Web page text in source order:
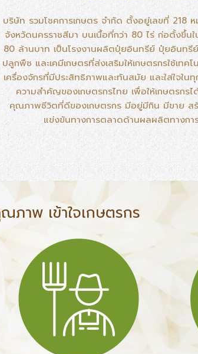
บริษัท รวมโชคการเกษตร จำกัด ตั้งอยู่เลขที่ 218
จังหวัดนครราชสีมา บนเนื้อที่กว่า 80 ไร่ ก่อตั้งขึ้
80 ล้านบาท เป็นโรงงานผลิตปุ๋ยอินทรีย์ ปุ๋ยอินทรี
ปลูกพืช และเคมีเกษตรที่ส่งเสริมให้เกษตรกรใช้เทค
เครื่องจักรที่มีประสิทธิภาพและทันสมัย และใส่ใจในทุ
ความสำคัญของเกษตรกรไทย เพื่อให้เกษตรก
คุณภาพชีวิตที่ดีของเกษตรกร มีอยู่มีกิน มีขาย สร้
แข่งขันทางการตลาดด้านผลผลิตทางก
ภาพ เข้าใจเกษตรกร